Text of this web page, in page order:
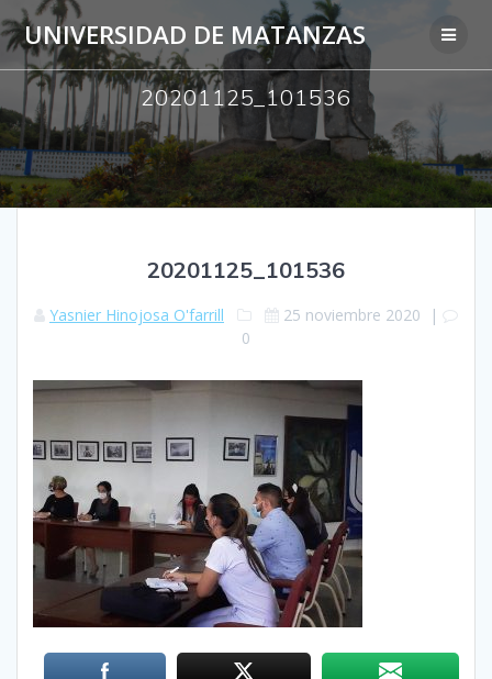
Saltar
al
contenido
UNIVERSIDAD DE MATANZAS
20201125_101536
20201125_101536
Yasnier Hinojosa O'farrill 25 noviembre 2020 |
0